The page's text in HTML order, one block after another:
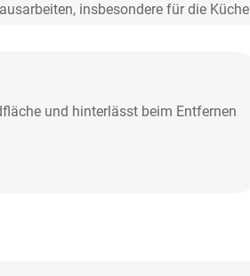
insbesondere für die Küche
und hinterlässt beim Entfernen